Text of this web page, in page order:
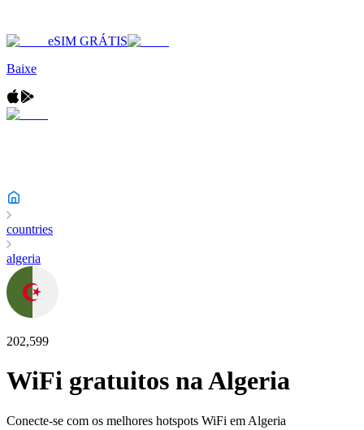
eSIM GRÁTIS
Baixe
countries
algeria
202,599
WiFi gratuitos naAlgeria
Conecte-se com os melhores hotspots WiFi em Algeria